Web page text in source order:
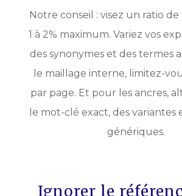
Notre conseil : visez un ratio
1 à 2% maximum. Variez vos
des synonymes et des termes
le maillage interne, limitez-
par page. Et pour les ancres,
le mot-clé exact, des variantes
génériques.
Ignorer le